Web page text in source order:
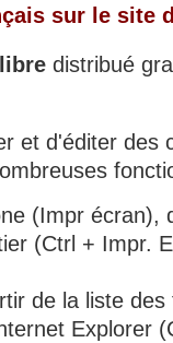
sur le site
libre distribué
et d'éditer des
(Impr écran),
(Ctrl + Impr.
de la liste
Explorer